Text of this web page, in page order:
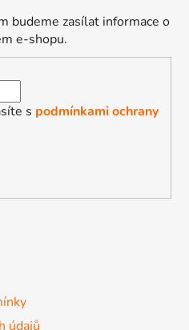
budeme zasílat informace o
e-shopu.
s podmínkami ochrany
údajů